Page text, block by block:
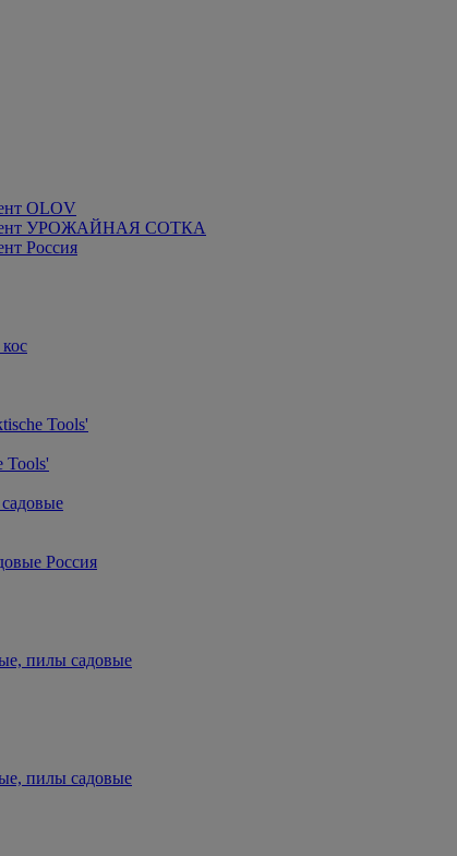
OLOV
УРОЖАЙНАЯ СОТКА
Россия
Tools'
Tools'
Россия
пилы садовые
пилы садовые